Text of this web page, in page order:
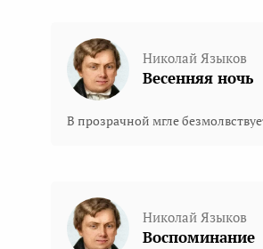
Николай Языков
Весенняя ночь
В прозрачной мгле
Николай Языков
Воспоминание